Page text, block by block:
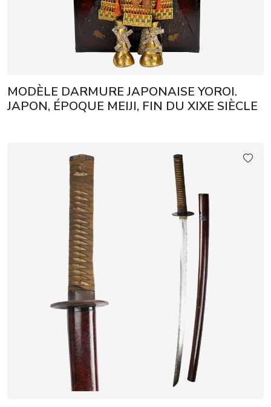
MODÈLE DARMURE JAPONAISE YOROI.
JAPON, ÉPOQUE MEIJI, FIN DU XIXE SIÈCLE